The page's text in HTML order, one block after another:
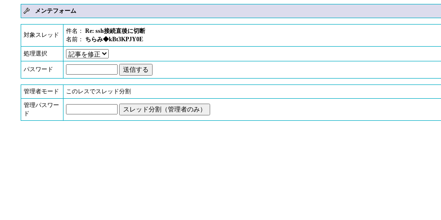
メンテフォーム
対象スレッド
件名： Re: ssh接続直後に切断
名前：
ちらみ◆kBt3KPJY0E
処理選択
パスワード
管理者モード
このレスでスレッド分割
管理パスワー
ド